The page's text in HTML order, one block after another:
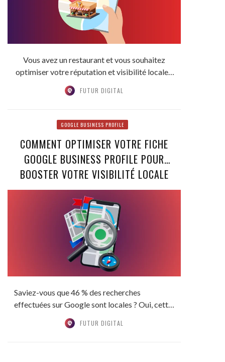
Vous avez un restaurant et vous souhaitez
optimiser votre réputation et visibilité locale ?
FUTUR DIGITAL
GOOGLE BUSINESS PROFILE
COMMENT OPTIMISER VOTRE FICHE
GOOGLE BUSINESS PROFILE POUR
BOOSTER VOTRE VISIBILITÉ LOCALE
Saviez-vous que 46 % des recherches
effectuées sur Google sont locales ? Oui, cette
FUTUR DIGITAL